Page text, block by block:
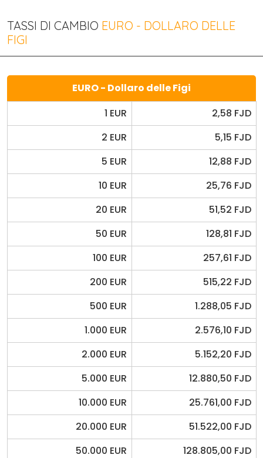
TASSI DI CAMBIO EURO - DOLLARO DELLE
FIGI
EURO - Dollaro delle Figi
1 EUR
2,58 FJD
2 EUR
5,15 FJD
5 EUR
12,88 FJD
10 EUR
25,76 FJD
20 EUR
51,52 FJD
50 EUR
128,81 FJD
100 EUR
257,61 FJD
200 EUR
515,22 FJD
500 EUR
1.288,05 FJD
1.000 EUR
2.576,10 FJD
2.000 EUR
5.152,20 FJD
5.000 EUR
12.880,50 FJD
10.000 EUR
25.761,00 FJD
20.000 EUR
51.522,00 FJD
50.000 EUR
128.805,00 FJD